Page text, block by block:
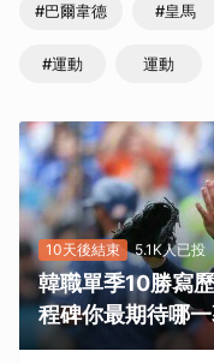
#巴爾韋德 #皇馬
#運動 運動
10天後結束 5.1K人已投
韓職單季10勝寫
程碑你最期待哪一